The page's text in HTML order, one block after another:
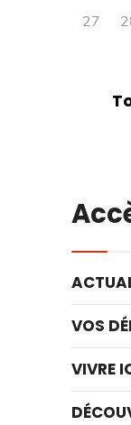
27
VOS
VIVRE